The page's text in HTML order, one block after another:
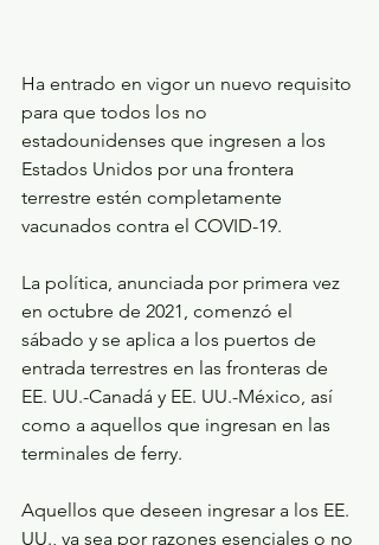
Ha entrado en vigor un nuevo requisito
para que todos los no
estadounidenses que ingresen a los
Estados Unidos por una frontera
terrestre estén completamente
vacunados contra el COVID-19.
La política, anunciada por primera vez
en octubre de 2021, comenzó el
sábado y se aplica a los puertos de
entrada terrestres en las fronteras de
EE. UU.-Canadá y EE. UU.-México, así
como a aquellos que ingresan en las
terminales de ferry.
Aquellos que deseen ingresar a los EE.
UU., ya sea por razones esenciales o no